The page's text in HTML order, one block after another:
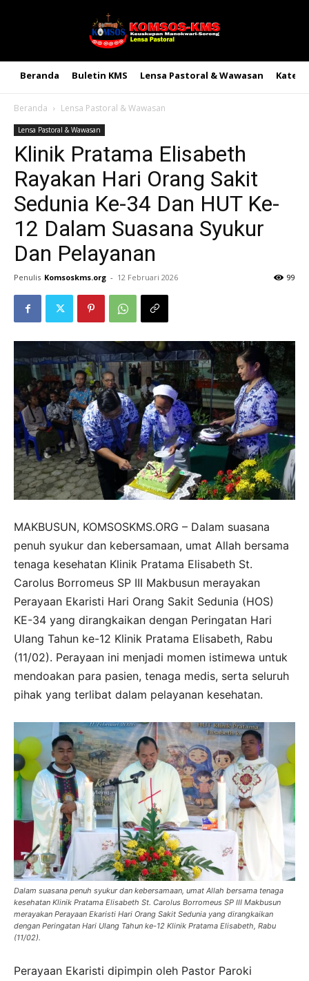
Beranda Buletin KMS Lensa Pastoral & Wawasan
Beranda Lensa Pastoral & Wawasan
Lensa Pastoral & Wawasan
Klinik Pratama Elisabeth
Rayakan Hari Orang Sakit
Sedunia Ke-34 Dan HUT Ke-
12 Dalam Suasana Syukur
Dan Pelayanan
Penulis Komsoskms.org - 12 Februari 2026 99
MAKBUSUN, KOMSOSKMS.ORG – Dalam suasana
penuh syukur dan kebersamaan, umat Allah bersama
tenaga kesehatan Klinik Pratama Elisabeth St.
Carolus Borromeus SP III Makbusun merayakan
Perayaan Ekaristi Hari Orang Sakit Sedunia (HOS)
KE-34 yang dirangkaikan dengan Peringatan Hari
Ulang Tahun ke-12 Klinik Pratama Elisabeth, Rabu
(11/02). Perayaan ini menjadi momen istimewa untuk
mendoakan para pasien, tenaga medis, serta seluruh
pihak yang terlibat dalam pelayanan kesehatan.
Dalam suasana penuh syukur dan kebersamaan, umat Allah bersama tenaga
kesehatan Klinik Pratama Elisabeth St. Carolus Borromeus SP III Makbusun
merayakan Perayaan Ekaristi Hari Orang Sakit Sedunia yang dirangkaikan
dengan Peringatan Hari Ulang Tahun ke-12 Klinik Pratama Elisabeth, Rabu
(11/02).
Perayaan Ekaristi dipimpin oleh Pastor Paroki